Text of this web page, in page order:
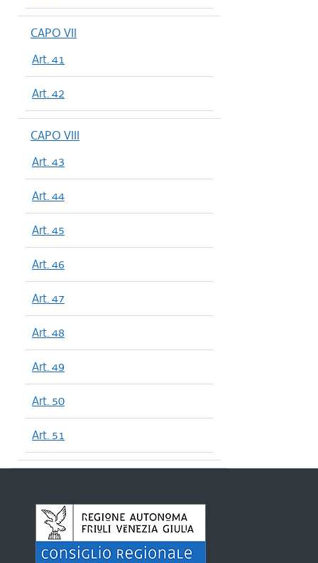
CAPO VII
Art. 41
Art. 42
CAPO VIII
Art. 43
Art. 44
Art. 45
Art. 46
Art. 47
Art. 48
Art. 49
Art. 50
Art. 51